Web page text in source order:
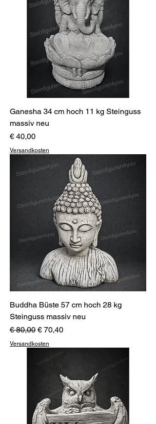
Ganesha 34 cm hoch 11 kg Steinguss
massiv neu
Preis
€ 40,00
Versandkosten
Buddha Büste 57 cm hoch 28 kg
Steinguss massiv neu
Standardpreis
€ 80,00 Sale-Preis
€ 70,40
Versandkosten